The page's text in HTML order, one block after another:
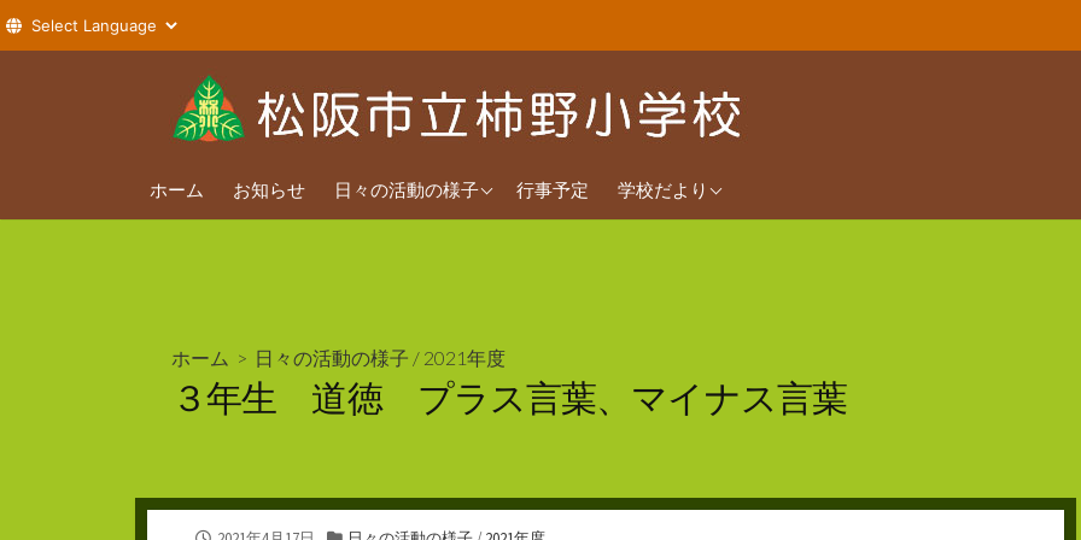
へ
ホーム お知らせ 日々の活動の様子
2026年度
行事予定 学校だより
2026年度
ホーム > 日々の活動の様子 / 2021年度
３年生 道徳 プラス言葉、マイナス言葉
公
カ